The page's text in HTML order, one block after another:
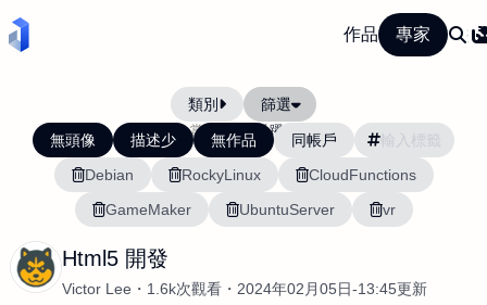
作品 專家
類別 篩選
當前排序: 活躍度
無頭像 描述少 無作品
同帳戶
Debian
RockyLinux
CloudFunctions
GameMaker
UbuntuServer vr
Html5 開發
Victor Lee 1.6k次觀看
2024年02月05日-13:45更新